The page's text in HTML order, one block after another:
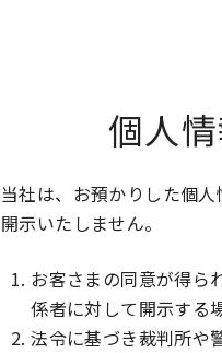
個人
当社は、お預かりした個
開示いたしません。
お客さまの同意が得ら
係者に対して開示する
法令に基づき裁判所や